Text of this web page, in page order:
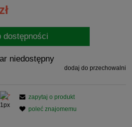
dostępności
niedostępny
dodaj do przechowalni
zapytaj o produkt
poleć znajomemu